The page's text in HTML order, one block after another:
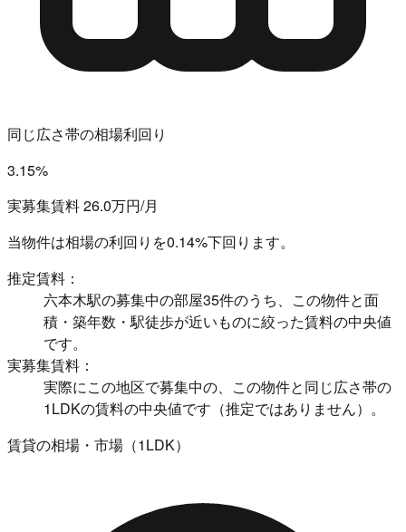
同じ広さ帯の相場利回り
3.15%
実募集賃料 26.0万円/月
当物件は相場の利回りを0.14%下回ります。
推定賃料：
六本木駅の募集中の部屋35件のうち、この物件と面
積・築年数・駅徒歩が近いものに絞った賃料の中央値
です。
実募集賃料：
実際にこの地区で募集中の、この物件と同じ広さ帯の
1LDKの賃料の中央値です（推定ではありません）。
賃貸の相場・市場（1LDK）